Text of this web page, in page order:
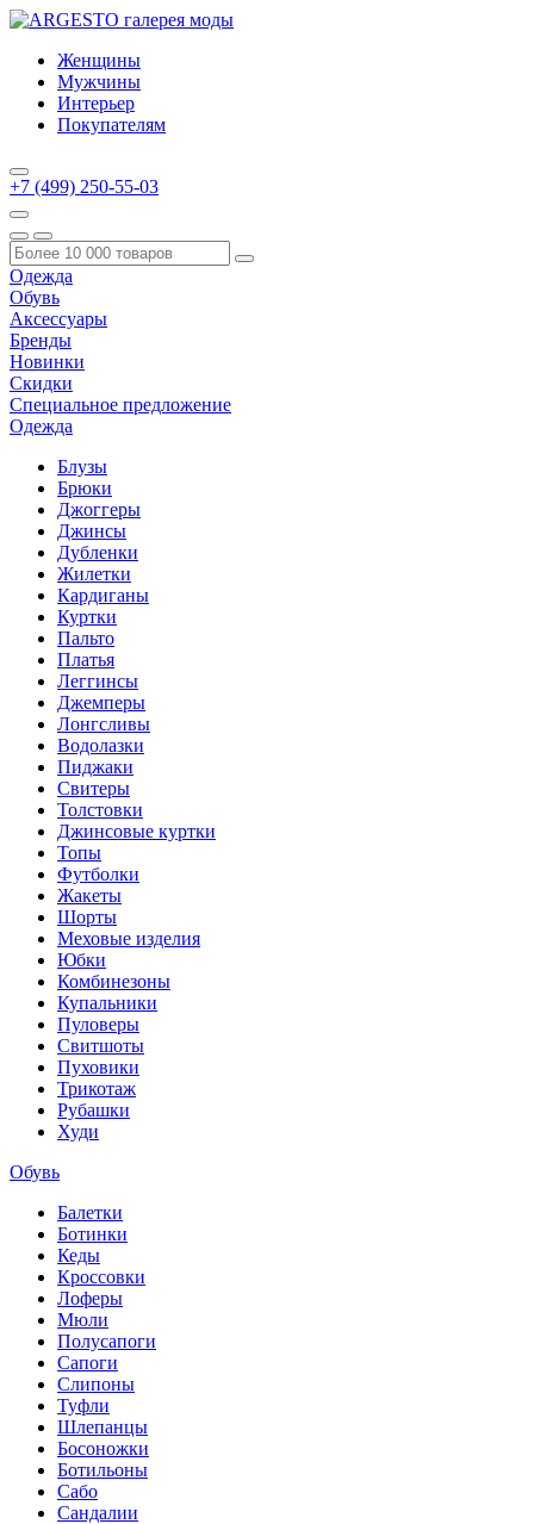
Женщины
Мужчины
Интерьер
Покупателям
+7 (499) 250-55-03
Одежда
Обувь
Аксессуары
Бренды
Новинки
Скидки
Специальное предложение
Одежда
Блузы
Брюки
Джоггеры
Джинсы
Дубленки
Жилетки
Кардиганы
Куртки
Пальто
Платья
Леггинсы
Джемперы
Лонгсливы
Водолазки
Пиджаки
Свитеры
Толстовки
Джинсовые куртки
Топы
Футболки
Жакеты
Шорты
Меховые изделия
Юбки
Комбинезоны
Купальники
Пуловеры
Свитшоты
Пуховики
Трикотаж
Рубашки
Худи
Обувь
Балетки
Ботинки
Кеды
Кроссовки
Лоферы
Мюли
Полусапоги
Сапоги
Слипоны
Туфли
Шлепанцы
Босоножки
Ботильоны
Сабо
Сандалии